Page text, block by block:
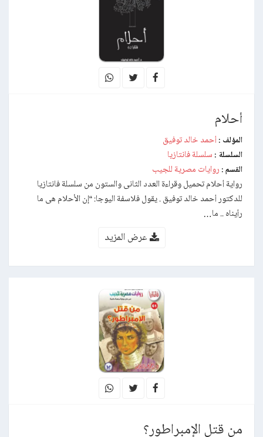
أحلام
المؤلف : أحمد خالد توفيق
السلسلة : سلسلة فانتازيا
القسم : روايات مصرية للجيب
رواية أحلام تحميل وقراءة العدد الثانى والستون من سلسلة فانتازيا
للدكتور أحمد خالد توفيق . يقول فلاسفة اليوجا: “إن الأحلام هى ما
رأيناه .. ما…
عرض المزيد
من قتل الإمبراطور؟